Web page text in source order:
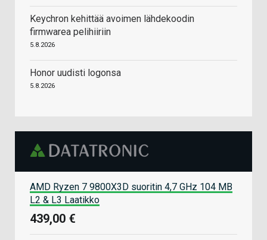
Keychron kehittää avoimen lähdekoodin
firmwarea pelihiiriin
5.8.2026
Honor uudisti logonsa
5.8.2026
AMD Ryzen 7 9800X3D suoritin 4,7 GHz 104 MB
L2 & L3 Laatikko
439,00 €